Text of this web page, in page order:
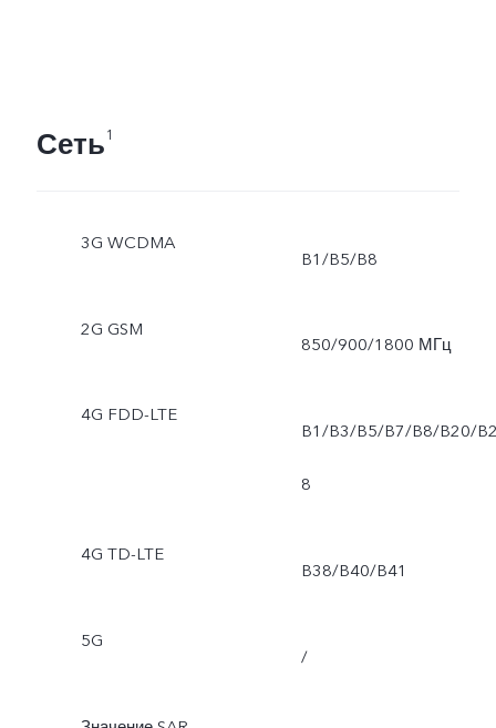
Сеть1
3G WCDMA
B1/B5/B8
2G GSM
850/900/1800 МГц
4G FDD-LTE
B1/B3/B5/B7/B8/B20/
8
4G TD-LTE
B38/B40/B41
5G
/